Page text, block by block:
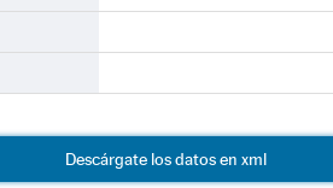
Descárgate los datos en xml